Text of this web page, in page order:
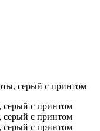
серый с принтом